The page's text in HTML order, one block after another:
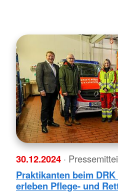
30.12.2024 ·
Praktikanten beim
erleben Pflege- und